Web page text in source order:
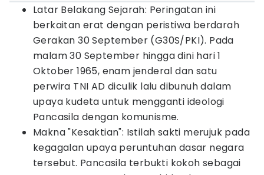
Latar Belakang Sejarah: Peringatan ini
berkaitan erat dengan peristiwa berdarah
Gerakan 30 September (G30S/PKI). Pada
malam 30 September hingga dini hari 1
Oktober 1965, enam jenderal dan satu
perwira TNI AD diculik lalu dibunuh dalam
upaya kudeta untuk mengganti ideologi
Pancasila dengan komunisme.
Makna "Kesaktian": Istilah sakti merujuk pada
kegagalan upaya peruntuhan dasar negara
tersebut. Pancasila terbukti kokoh sebagai